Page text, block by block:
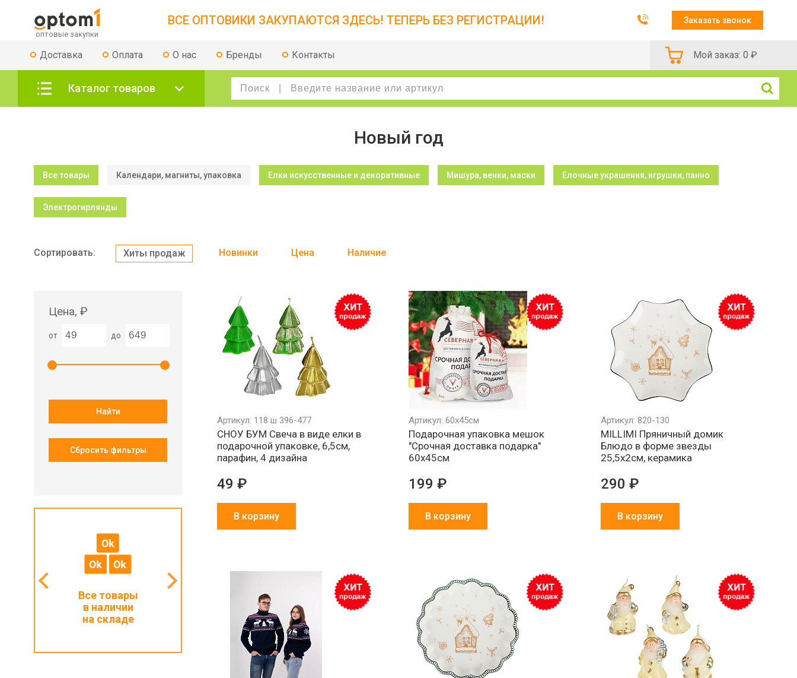
ВСЕ ОПТОВИКИ ЗАКУПАЮТСЯ ЗДЕСЬ! ТЕПЕРЬ БЕЗ РЕГИСТРАЦИИ! Заказать звонок
Доставка Оплата О нас Бренды Контакты Мой заказ: 0 ₽
Каталог товаров
Новый год
Все товары Календари, магниты, упаковка Елки искусственные и декоративные Мишура, венки, маски Елочные украшения, игрушки, панно
Электрогирлянды
Сортировать: Хиты продаж Новинки Цена Наличие
Цена, ₽
от до
Найти
Сбросить фильтры
Все товары
в наличии
на складе
Обмен брака
за наш счет
Агрессивно
низкие цены
Более 1500
партнеров в РФ
и СНГ
Минимальный
заказ 1000 ₽
Все товары
в наличии
на складе
Артикул: 118 ш 396-477
СНОУ БУМ Свеча в виде елки в
подарочной упаковке, 6,5см,
парафин, 4 дизайна
49 ₽
В корзину
Артикул: 60х45см
Подарочная упаковка мешок
"Срочная доставка подарка"
60х45см
199 ₽
В корзину
Артикул: 820-130
MILLIMI Пряничный домик
Блюдо в форме звезды
25,5х2см, керамика
290 ₽
В корзину